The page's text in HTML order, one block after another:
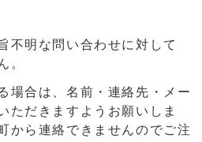
不明な問い合わせに対して
。
場合は、名前・連絡先・メー
ただきますようお願いしま
から連絡できませんのでご注